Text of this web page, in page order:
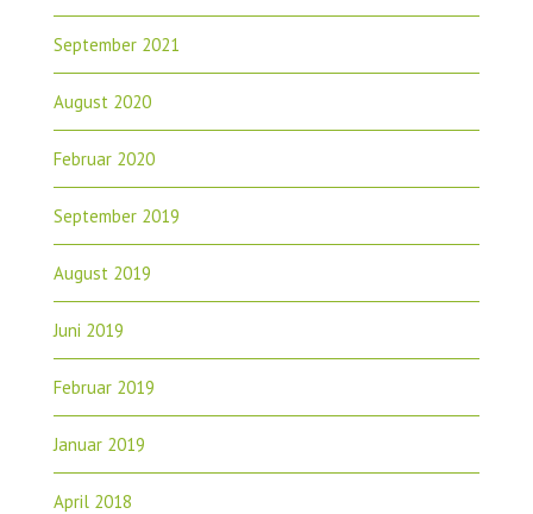
September 2021
August 2020
Februar 2020
September 2019
August 2019
Juni 2019
Februar 2019
Januar 2019
April 2018